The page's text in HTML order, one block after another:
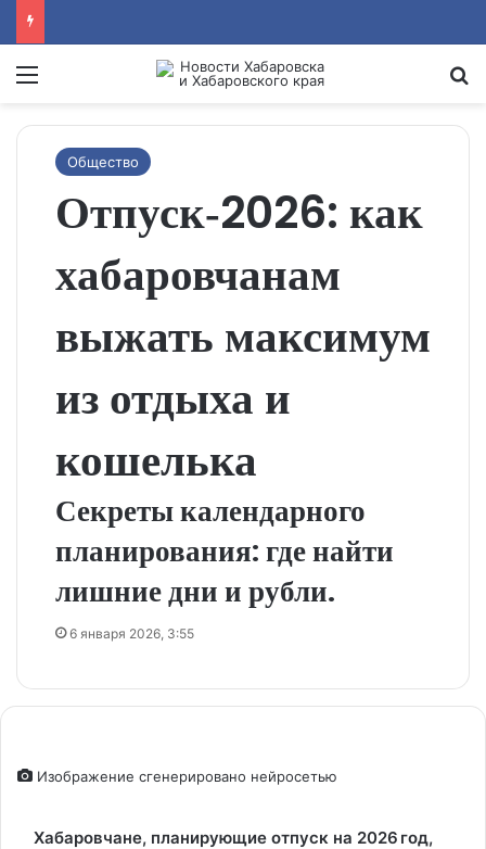
Menu
Общество
Отпуск‑2026: как
хабаровчанам
выжать максимум
из отдыха и
кошелька
Секреты календарного
планирования: где найти
лишние дни и рубли.
6 января 2026, 3:55
Изображение сгенерировано нейросетью
Хабаровчане, планирующие отпуск на 2026 год,